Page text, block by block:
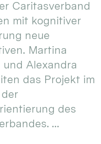
Caritasverband
mit kognitiver
neue
Martina
und Alexandra
das Projekt im
des
...